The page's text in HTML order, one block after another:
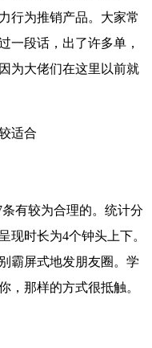
行为推销产品。大家常
一段话，出了许多单，
为大佬们在这里以前就
适合
有较为合理的。统计分
现时长为4个钟头上下。
霸屏式地发朋友圈。学
，那样的方式很抵触。